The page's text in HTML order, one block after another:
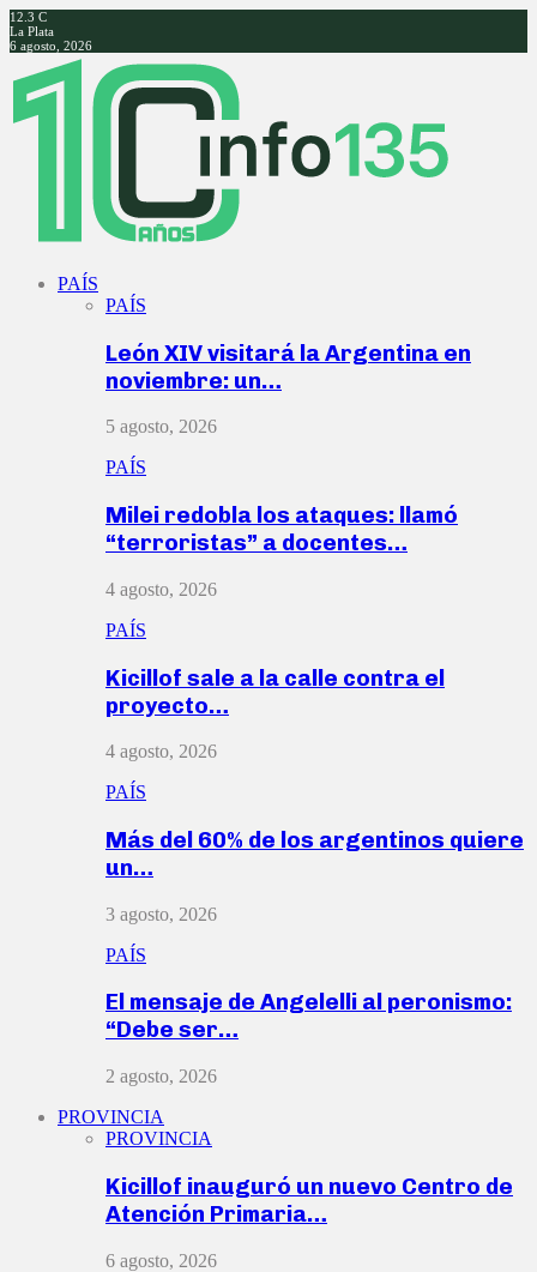
12.3 C
La Plata
6 agosto, 2026
Facebook
Twitter
Instagram
Youtube
PAÍS
PAÍS
León XIV visitará la Argentina en
noviembre: un…
5 agosto, 2026
PAÍS
Milei redobla los ataques: llamó
“terroristas” a docentes…
4 agosto, 2026
PAÍS
Kicillof sale a la calle contra el
proyecto…
4 agosto, 2026
PAÍS
Más del 60% de los argentinos quiere
un…
3 agosto, 2026
PAÍS
El mensaje de Angelelli al peronismo:
“Debe ser…
2 agosto, 2026
PROVINCIA
PROVINCIA
Kicillof inauguró un nuevo Centro de
Atención Primaria…
6 agosto, 2026